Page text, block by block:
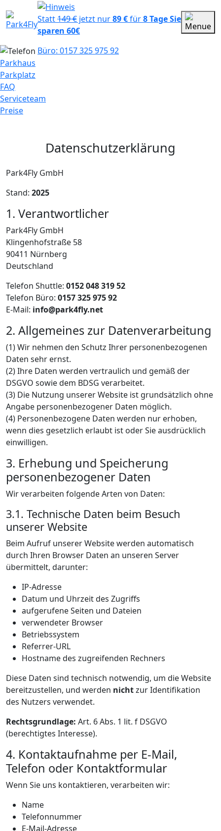
Statt149 € jetzt nur89 €für8 TageSie
sparen 60€
Büro: 0157 325 975 92
Parkhaus
Parkplatz
FAQ
Serviceteam
Preise
Datenschutzerklärung
Park4Fly GmbH
Stand: 2025
1. Verantwortlicher
Park4Fly GmbH
Klingenhofstraße 58
90411 Nürnberg
Deutschland
Telefon Shuttle: 0152 048 319 52
Telefon Büro: 0157 325 975 92
E-Mail: info@park4fly.net
2. Allgemeines zur Datenverarbeitung
(1) Wir nehmen den Schutz Ihrer personenbezogenen
Daten sehr ernst.
(2) Ihre Daten werden vertraulich und gemäß der
DSGVO sowie dem BDSG verarbeitet.
(3) Die Nutzung unserer Website ist grundsätzlich ohne
Angabe personenbezogener Daten möglich.
(4) Personenbezogene Daten werden nur erhoben,
wenn dies gesetzlich erlaubt ist oder Sie ausdrücklich
einwilligen.
3. Erhebung und Speicherung
personenbezogener Daten
Wir verarbeiten folgende Arten von Daten:
3.1. Technische Daten beim Besuch
unserer Website
Beim Aufruf unserer Website werden automatisch
durch Ihren Browser Daten an unseren Server
übermittelt, darunter:
IP-Adresse
Datum und Uhrzeit des Zugriffs
aufgerufene Seiten und Dateien
verwendeter Browser
Betriebssystem
Referrer-URL
Hostname des zugreifenden Rechners
Diese Daten sind technisch notwendig, um die Website
bereitzustellen, und werden nichtzur Identifikation
des Nutzers verwendet.
Rechtsgrundlage: Art. 6 Abs. 1 lit. f DSGVO
(berechtigtes Interesse).
4. Kontaktaufnahme per E-Mail,
Telefon oder Kontaktformular
Wenn Sie uns kontaktieren, verarbeiten wir:
Name
Telefonnummer
E-Mail-Adresse